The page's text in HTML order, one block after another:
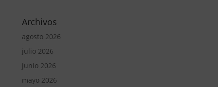
Archivos
agosto 2026
julio 2026
junio 2026
mayo 2026